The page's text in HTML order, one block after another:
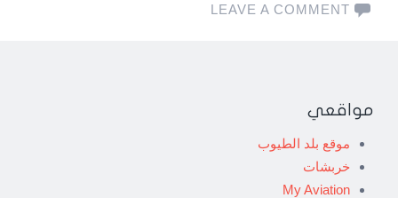
LEAVE A COMMENT
مواقعي
موقع بلد الطيوب
خربشات
My Aviation